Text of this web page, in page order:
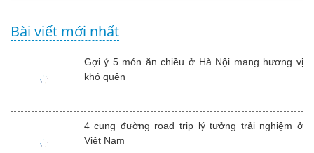
Bài viết mới nhất
Gợi ý 5 món ăn chiều ở Hà Nội mang hương vị
khó quên
4 cung đường road trip lý tưởng trải nghiệm ở
Việt Nam